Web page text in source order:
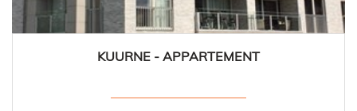
80 m² 2 1
KUURNE - APPARTEMENT